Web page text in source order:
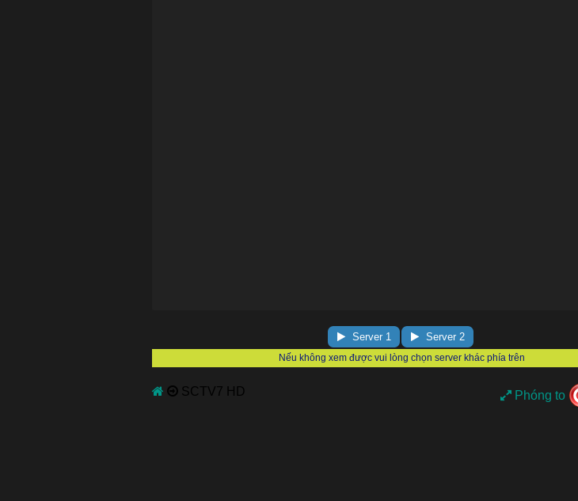
Server 1 Server 2
SCTV7 HD Phóng to